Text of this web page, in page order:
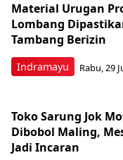
Indramayu
Material Urugan
Lombang
Tambang Berizin
Rabu, 29
Toko Sarung Jok
Dibobol Maling,
Jadi Incaran